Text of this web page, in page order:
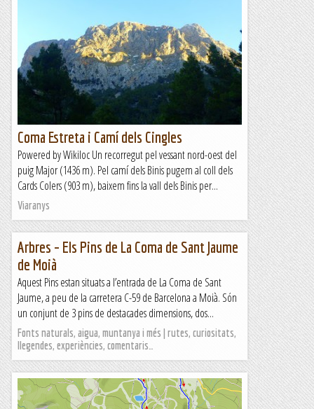
Coma Estreta i Camí dels Cingles
Powered by Wikiloc Un recorregut pel vessant nord-oest del
puig Major (1436 m). Pel camí dels Binis pugem al coll dels
Cards Colers (903 m), baixem fins la vall dels Binis per...
Viaranys
Arbres – Els Pins de La Coma de Sant Jaume
de Moià
Aquest Pins estan situats a l’entrada de La Coma de Sant
Jaume, a peu de la carretera C-59 de Barcelona a Moià. Són
un conjunt de 3 pins de destacades dimensions, dos...
Fonts naturals, aigua, muntanya i més | rutes, curiositats,
llegendes, experiències, comentaris…